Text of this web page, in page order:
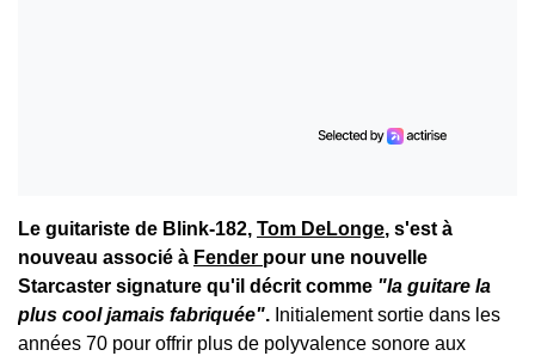
Le guitariste de Blink-182, Tom DeLonge, s'est à
nouveau associé à Fender pour une nouvelle
Starcaster signature qu'il décrit comme "la guitare la
plus cool jamais fabriquée". Initialement sortie dans les
années 70 pour offrir plus de polyvalence sonore aux